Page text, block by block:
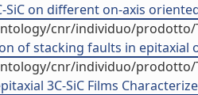
SiC on different on-axis
cnr/individuo/prodotto/
of stacking faults in epitaxial
cnr/individuo/prodotto/
3C-SiC Films